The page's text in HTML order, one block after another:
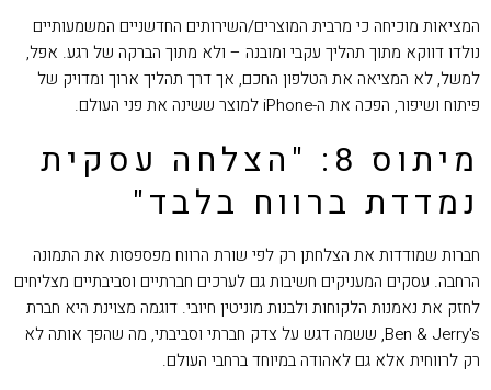
המציאות מוכיחה כי מרבית המוצרים/השירותים החדשניים המשמעותיים
נולדו דווקא מתוך תהליך עקבי ומובנה – ולא מתוך הברקה של רגע. אפל,
למשל, לא המציאה את הטלפון החכם, אך דרך תהליך ארוך ומדויק של
פיתוח ושיפור, הפכה את ה-iPhone למוצר ששינה את פני העולם.
מיתוס 8: "הצלחה עסקית
נמדדת ברווח בלבד"
חברות שמודדות את הצלחתן רק לפי שורת הרווח מפספסות את התמונה
הרחבה. עסקים המעניקים חשיבות גם לערכים חברתיים וסביבתיים מצליחים
לחזק את נאמנות הלקוחות ולבנות מוניטין חיובי. דוגמה מצוינת היא חברת
Ben & Jerry's, ששמה דגש על צדק חברתי וסביבתי, מה שהפך אותה לא
רק לרווחית אלא גם לאהודה במיוחד ברחבי העולם.